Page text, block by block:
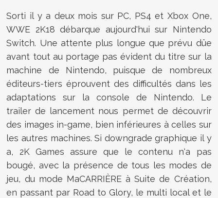
Sorti il y a deux mois sur PC, PS4 et Xbox One,
WWE 2K18 débarque aujourd'hui sur Nintendo
Switch. Une attente plus longue que prévu dûe
avant tout au portage pas évident du titre sur la
machine de Nintendo, puisque de nombreux
éditeurs-tiers éprouvent des difficultés dans les
adaptations sur la console de Nintendo. Le
trailer de lancement nous permet de découvrir
des images in-game, bien inférieures à celles sur
les autres machines. Si downgrade graphique il y
a, 2K Games assure que le contenu n'a pas
bougé, avec la présence de tous les modes de
jeu, du mode MaCARRIÈRE à Suite de Création,
en passant par Road to Glory, le multi local et le